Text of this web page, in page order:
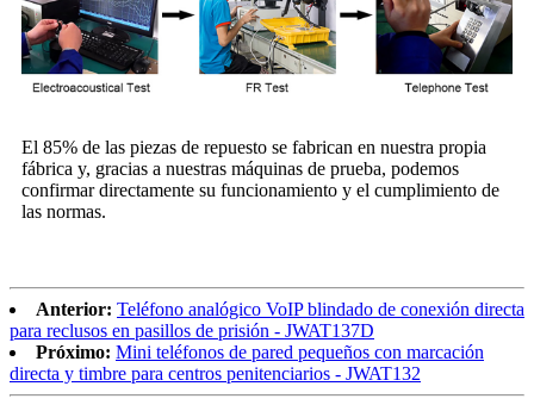
El 85% de las piezas de repuesto se fabrican en nuestra propia
fábrica y, gracias a nuestras máquinas de prueba, podemos
confirmar directamente su funcionamiento y el cumplimiento de
las normas.
Anterior: Teléfono analógico VoIP blindado de conexión directa
para reclusos en pasillos de prisión - JWAT137D
Próximo: Mini teléfonos de pared pequeños con marcación
directa y timbre para centros penitenciarios - JWAT132